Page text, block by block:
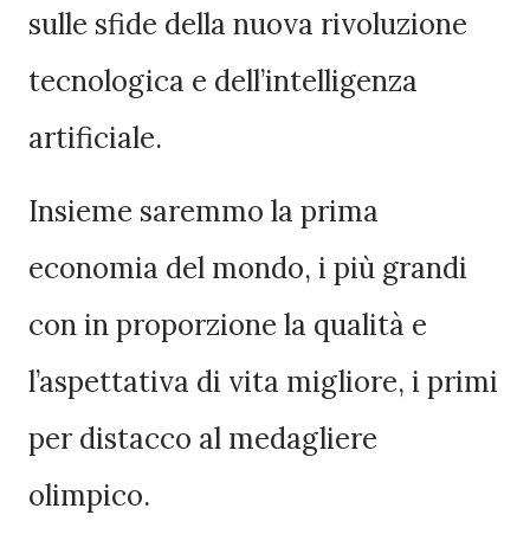
sulle sfide della nuova rivoluzione
tecnologica e dell’intelligenza
artificiale.
Insieme saremmo la prima
economia del mondo, i più grandi
con in proporzione la qualità e
l’aspettativa di vita migliore, i primi
per distacco al medagliere
olimpico.